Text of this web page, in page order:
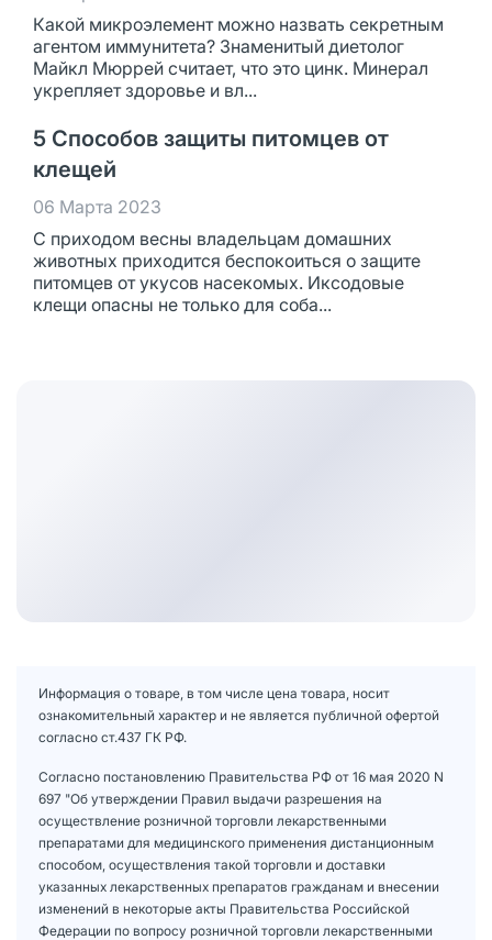
Какой микроэлемент можно назвать секретным
агентом иммунитета? Знаменитый диетолог
Майкл Мюррей считает, что это цинк. Минерал
укрепляет здоровье и вл...
5 Способов защиты питомцев от
клещей
06 Марта 2023
С приходом весны владельцам домашних
животных приходится беспокоиться о защите
питомцев от укусов насекомых. Иксодовые
клещи опасны не только для соба...
Информация о товаре, в том числе цена товара, носит
ознакомительный характер и не является публичной офертой
согласно ст.437 ГК РФ.
Согласно постановлению Правительства РФ от 16 мая 2020 N
697 "Об утверждении Правил выдачи разрешения на
осуществление розничной торговли лекарственными
препаратами для медицинского применения дистанционным
способом, осуществления такой торговли и доставки
указанных лекарственных препаратов гражданам и внесении
изменений в некоторые акты Правительства Российской
Федерации по вопросу розничной торговли лекарственными